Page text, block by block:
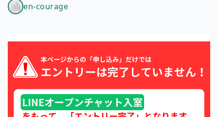
en-courage